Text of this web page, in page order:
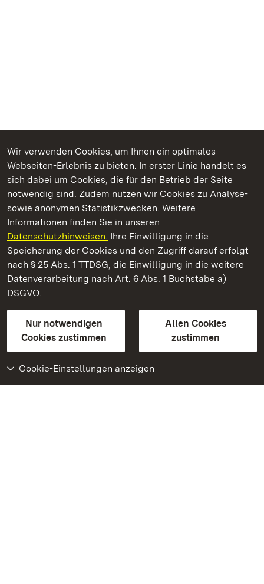
Wir verwenden Cookies, um Ihnen ein optimales
Webseiten-Erlebnis zu bieten. In erster Linie handelt es
sich dabei um Cookies, die für den Betrieb der Seite
notwendig sind. Zudem nutzen wir Cookies zu Analyse-
sowie anonymen Statistikzwecken. Weitere
Informationen finden Sie in unseren
Datenschutzhinweisen. Ihre Einwilligung in die
Speicherung der Cookies und den Zugriff darauf erfolgt
nach § 25 Abs. 1 TTDSG, die Einwilligung in die weitere
Datenverarbeitung nach Art. 6 Abs. 1 Buchstabe a)
DSGVO.
Nur notwendigen
Cookies zustimmen
Allen Cookies
zustimmen
Cookie-Einstellungen anzeigen
Kommen. Staunen. Genießen.
Barockschloss Mannheim
Staatliche Schlösser und Gärten Baden-Württemberg
Kontakt
GebärdenspracheLeichte Sprache
Erklärung zur Barrierefreiheit
BITV-konform (geprüfte Seiten)
Weiteres